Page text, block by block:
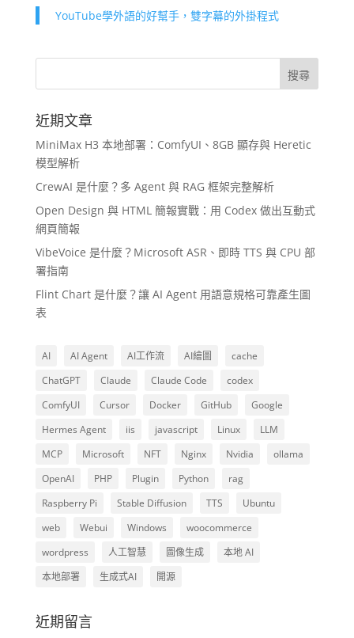
YouTube學外語的好幫手，雙字幕的外掛程式
近期文章
MiniMax H3 本地部署：ComfyUI、8GB 顯存與 Heretic
模型解析
CrewAI 是什麼？多 Agent 與 RAG 框架完整解析
Open Design 與 HTML 簡報實戰：用 Codex 做出互動式
網頁簡報
VibeVoice 是什麼？Microsoft ASR、即時 TTS 與 CPU 部
署指南
Flint Chart 是什麼？讓 AI Agent 用語意規格可靠產生圖
表
AI AI Agent AI工作流 AI繪圖
cache
ChatGPT
Claude Claude Code
codex
ComfyUI
Cursor Docker GitHub
Google
Hermes Agent
iis javascript Linux
LLM
MCP
Microsoft NFT Nginx Nvidia
ollama
OpenAI
PHP Plugin Python
rag
Raspberry Pi
Stable Diffusion TTS
Ubuntu
web
Webui Windows
woocommerce
wordpress
人工智慧 圖像生成
本地 AI
本地部署
生成式AI 開源
近期留言